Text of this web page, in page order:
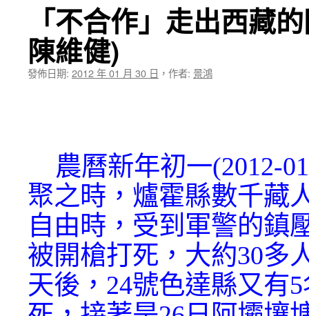
「不合作」走出西藏
陳維健)
發佈日期: 2012 年 01 月 30 日 ， 作者: 景鴻
農曆新年初一(2012-
聚之時，爐霍縣數千藏
自由時，受到軍警的鎮
被開槍打死，大約30多
天後，24號色達縣又有